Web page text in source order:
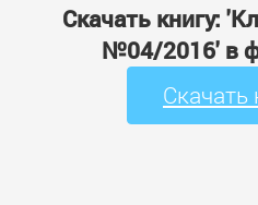
Скачать книгу:
№04/2016' в
Скачать